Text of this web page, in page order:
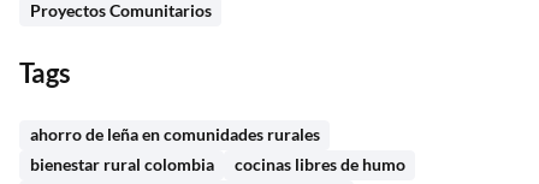
Proyectos Comunitarios
Tags
ahorro de leña en comunidades rurales
bienestar rural colombia
cocinas libres de humo